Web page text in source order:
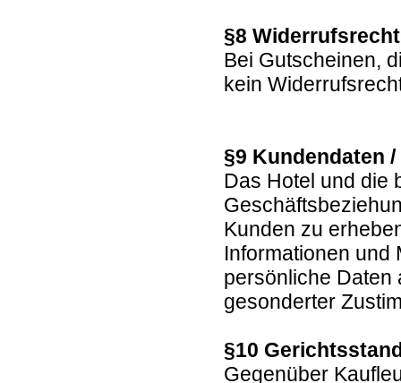
§8
Bei Gutscheinen,
kein
§9 Kundendaten
Das Hotel und die
Kunden zu
Informationen und
persönliche Daten
gesonderter
§10
Gegenüber